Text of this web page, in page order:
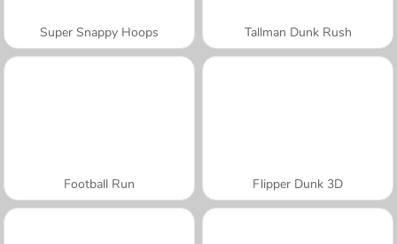
Super Snappy Hoops Tallman Dunk Rush
Football Run Flipper Dunk 3D